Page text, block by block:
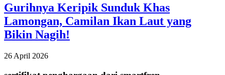
Gurihnya Keripik Sunduk Khas
Lamongan, Camilan Ikan Laut yang
Bikin Nagih!
26 April 2026